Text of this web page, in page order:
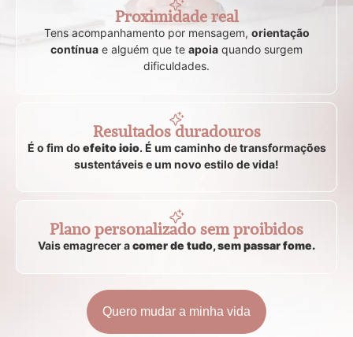
Proximidade real
Tens acompanhamento por mensagem, orientação
contínua e alguém que te apoia quando surgem
dificuldades.
Resultados duradouros
É o fim do efeito ioio. É um caminho de transformações
sustentáveis e um novo estilo de vida!
Plano personalizado sem proibidos
Vais emagrecer acomer de tudo, sem passar fome.
Quero mudar a minha vida